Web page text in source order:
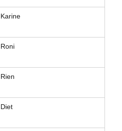
Karine
Roni
Rien
Diet